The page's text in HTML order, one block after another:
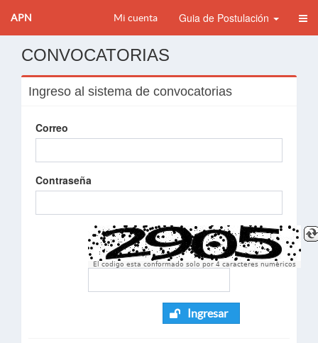
APN Mi cuenta Guia de Postulación
CONVOCATORIAS
Ingreso al sistema de convocatorias
Correo
Contraseña
El codigo esta conformado solo por 4 caracteres numèricos
Ingresar